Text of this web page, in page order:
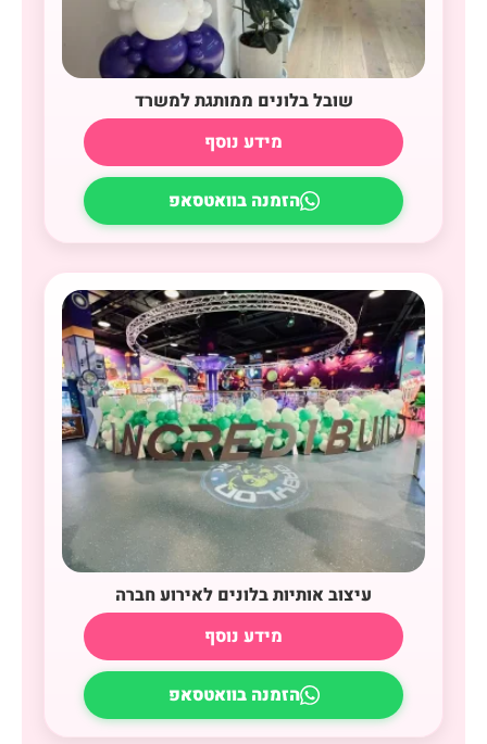
שובל בלונים ממותגת למשרד
מידע נוסף
הזמנה בוואטסאפ
עיצוב אותיות בלונים לאירוע חברה
מידע נוסף
הזמנה בוואטסאפ